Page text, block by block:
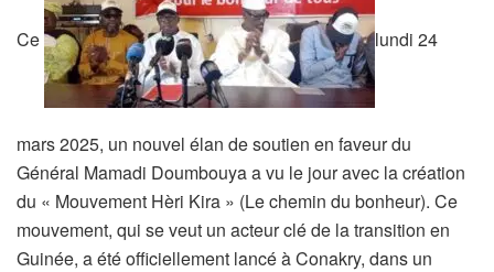
Ce lundi 24
mars 2025, un nouvel élan de soutien en faveur du
Général Mamadi Doumbouya a vu le jour avec la création
du « Mouvement Hèri Kira » (Le chemin du bonheur). Ce
mouvement, qui se veut un acteur clé de la transition en
Guinée, a été officiellement lancé à Conakry, dans un